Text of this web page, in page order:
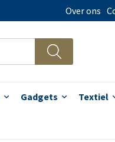
Over ons
Gadgets Textiel